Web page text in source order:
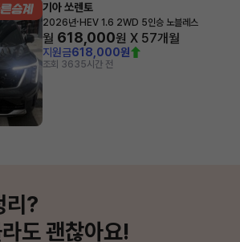
기아 쏘렌토
2026년· HEV 1.6 2WD 5인승 노블레스
월 618,000원 X 57개월
지원금618,000원
조회 3635시간 전
리?
도 괜찮아요!